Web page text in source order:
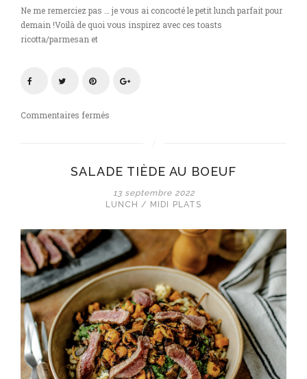
Ne me remerciez pas … je vous ai concocté le petit lunch parfait pour
demain !Voilà de quoi vous inspirez avec ces toasts
ricotta/parmesan et
Commentaires fermés
&
SALADE TIÈDE AU BOEUF
13 septembre 2022
LUNCH / MIDI
PLATS